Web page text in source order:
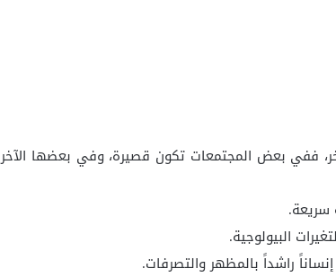
ففي بعض المجتمعات تكون قصيرة، وفي بعضها الآخر